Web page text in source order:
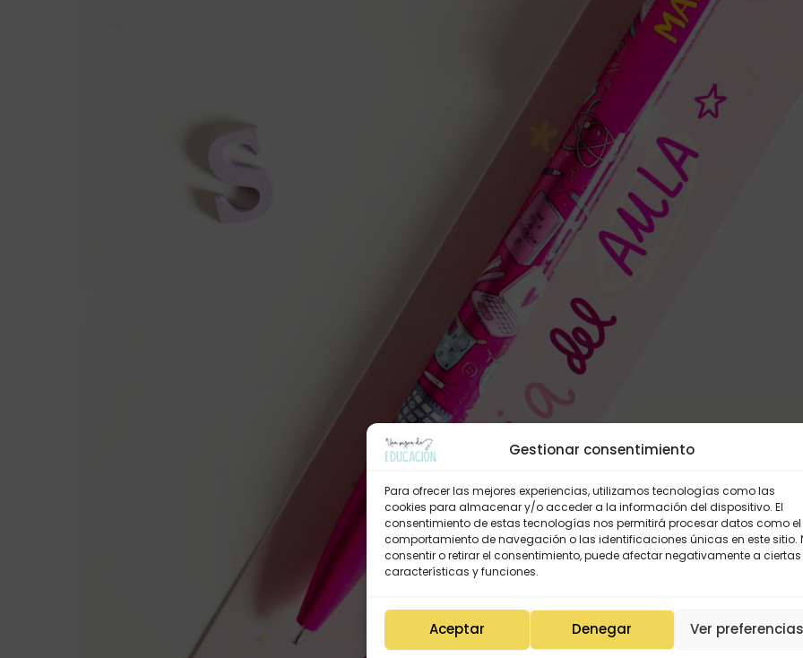
Gestionar consentimiento
Para ofrecer las mejores experiencias, utilizamos tecnologías como las
cookies para almacenar y/o acceder a la información del dispositivo. El
consentimiento de estas tecnologías nos permitirá procesar datos como el
comportamiento de navegación o las identificaciones únicas en este sitio.
consentir o retirar el consentimiento, puede afectar negativamente a ciertas
características y funciones.
Aceptar Denegar Ver